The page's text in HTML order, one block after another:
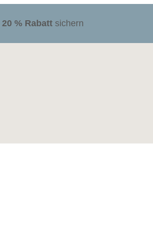
20 % Rabatt sichern